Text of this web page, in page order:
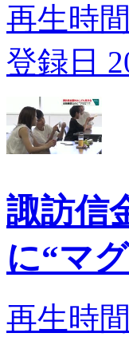
再生時
登録日
諏訪信
に“マ
再生時